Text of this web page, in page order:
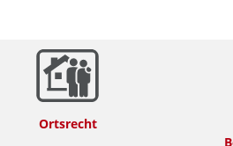
Ortsrecht